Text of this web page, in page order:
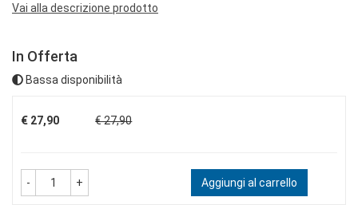
Vai alla descrizione prodotto
In Offerta
Bassa disponibilità
Prezzo
€ 27,90 € 27,90
- + Aggiungi al carrello